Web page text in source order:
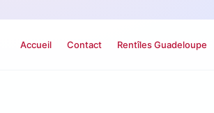
Accueil Contact Rentîles Guadeloupe